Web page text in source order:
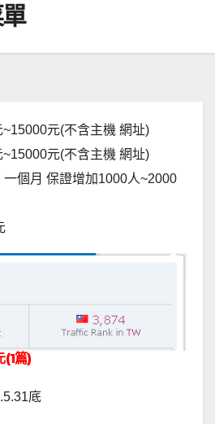
元(不含主機 網址)
元(不含主機 網址)
個月 保證增加1000人~2000
篇)
底